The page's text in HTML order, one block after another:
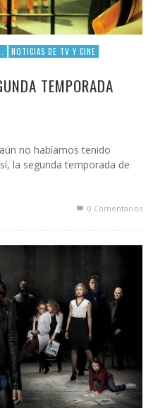
NOTICIAS DE TV Y CINE
TEMPORADA
no habíamos tenido
la segunda temporada de
0 Comentarios